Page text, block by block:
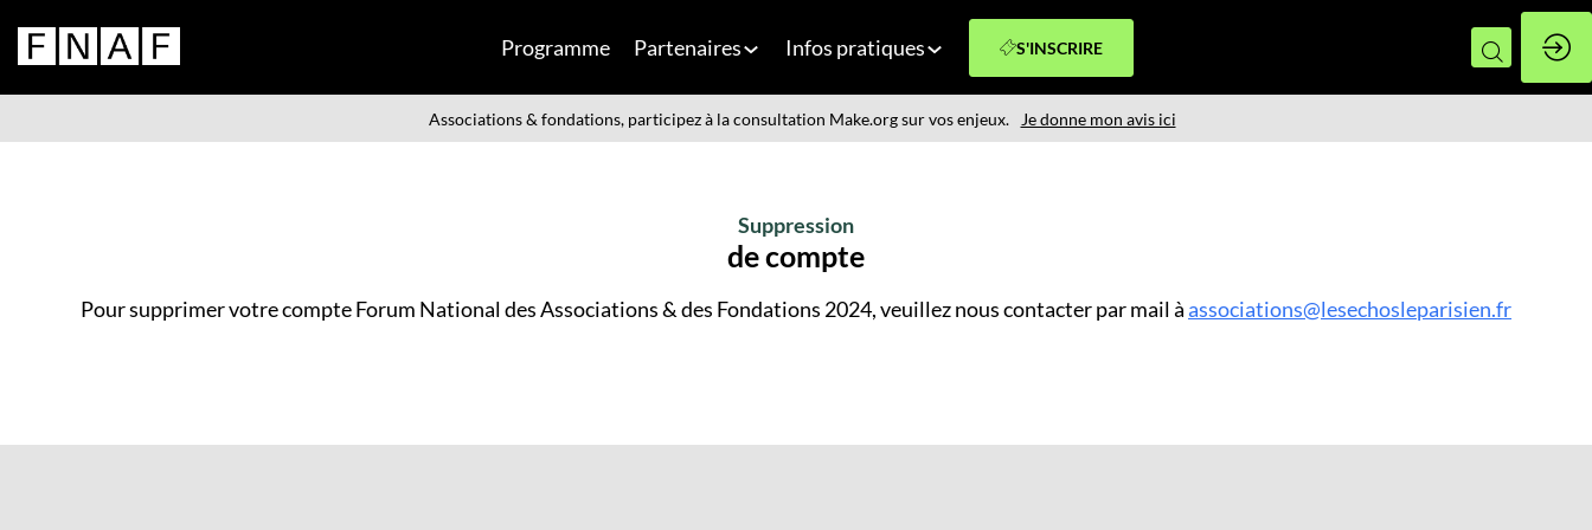
Programme Partenaires Infos pratiques S'INSCRIRE
Associations & fondations, participez à la consultation Make.org sur vos enjeux. Je donne mon avis ici
Suppression
de compte
Pour supprimer votre compte Forum National des Associations &des Fondations 2024, veuillez nous contacter par mail àassociations@lesechosleparisien.fr